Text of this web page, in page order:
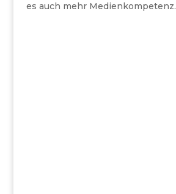
es auch mehr Medienkompetenz.